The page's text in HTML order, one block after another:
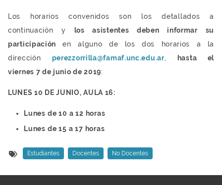
Los horarios convenidos son los detallados a
continuación y
los asistentes deben informar su
participación en alguno de los dos horarios a la
dirección perezzorrilla@famaf.unc.edu.ar,
hasta el
viernes 7 de junio de 2019:
LUNES 10 DE JUNIO, AULA 16:
Lunes de 10 a 12 horas
Lunes de 15 a 17 horas
Estudiantes Docentes No Docentes